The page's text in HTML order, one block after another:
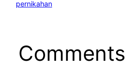
pernikahan
Comments